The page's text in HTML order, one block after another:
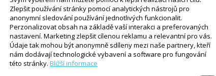
který pomůže zákazníkům
Zlepšit používání stránky pomocí analytických nástrojů pro
anonymní sledování používání jednotlivých funkcionalit.
Perzonalizovat obsah na základě vaší interakci a preferovaných
nastavení. Marketing zlepšit cílenou reklamu a relevantní pro vás.
Údaje tak mohou být anonymně sdíleny mezi naše partnery, kteří
nám dodávají technologické vybavení a software pro fungování
této stránky. Bližší informace